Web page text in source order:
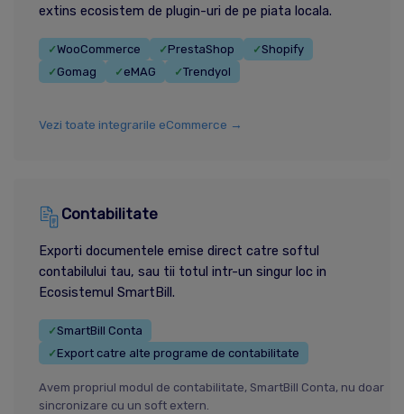
extins ecosistem de plugin-uri de pe piata locala.
✓WooCommerce ✓PrestaShop ✓Shopify
✓Gomag ✓eMAG ✓Trendyol
Vezi toate integrarile eCommerce →
Contabilitate
Exporti documentele emise direct catre softul
contabilului tau, sau tii totul intr-un singur loc in
Ecosistemul SmartBill.
✓SmartBill Conta
✓Export catre alte programe de contabilitate
Avem propriul modul de contabilitate, SmartBill Conta, nu doar
sincronizare cu un soft extern.